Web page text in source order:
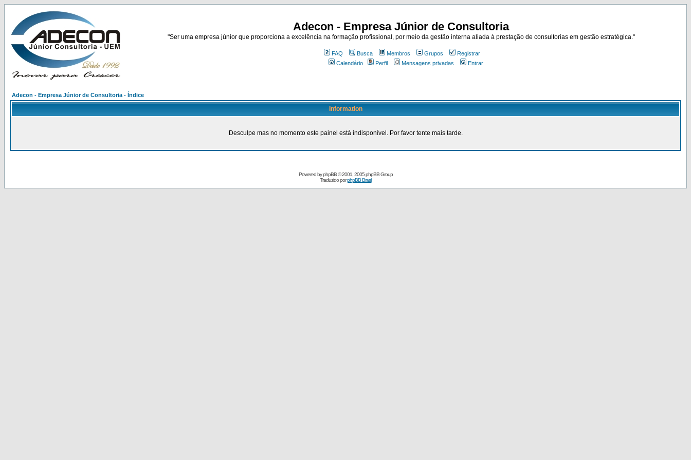
Adecon - Empresa Júnior de Consultoria
"Ser uma empresa júnior que proporciona a excelência na formação profissional, por meio da gestão interna aliada à prestação de consultorias em gestão estratégica."
FAQ Busca Membros Grupos
Registrar
Calendário
Perfil Mensagens privadas Entrar
Adecon - Empresa Júnior de Consultoria - Índice
Information
Desculpe mas no momento este painel está indisponível. Por favor tente mais tarde.
Powered byphpBB© 2001, 2005 phpBB Group
Traduzido porphpBB Brasil